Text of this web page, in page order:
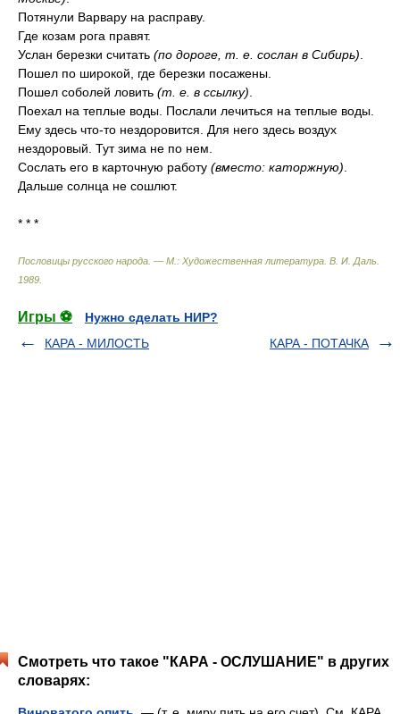
Потянули Варвару на расправу.
Где козам рога правят.
Услан березки считать (по дороге, т. е. сослан в Сибирь)
Пошел по широкой, где березки посажены.
Пошел соболей ловить (т. е. в ссылку)
Поехал на теплые воды. Послали лечиться на теплые воды.
Ему здесь что-то нездоровится. Для него здесь воздух
нездоровый. Тут зима не по нем.
Сослать его в карточную работу (вместо: каторжную)
Дальше солнца не сошлют.
* * *
Пословицы русского народа. — М.: Художественная литература В. И. Даль
1989
Игры ⚽
Нужно сделать НИР?
КАРА - МИЛОСТЬ
КАРА - ПОТАЧКА
Смотреть что такое "КАРА - ОСЛУШАНИЕ" в других
словарях: